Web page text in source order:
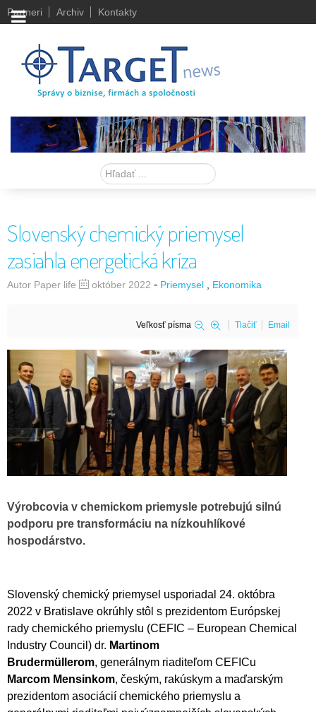
Partneri Archiv Kontakty
Hľadať
Slovenský chemický priemysel
zasiahla energetická kríza
Autor Paper life október 2022 - Priemysel Ekonomika
Veľkosť písma Tlačiť Email
Výrobcovia v chemickom priemysle potrebujú silnú
podporu pre transformáciu na nízkouhlíkové
hospodárstvo.
Slovenský chemický priemysel usporiadal 24. októbra
2022 v Bratislave okrúhly stôl s prezidentom Európskej
rady chemického priemyslu (CEFIC – European Chemical
Industry Council) dr. Martinom
Brudermüllerom, generálnym riaditeľom CEFICu
Marcom Mensinkom, českým, rakúskym a maďarským
prezidentom asociácií chemického priemyslu a